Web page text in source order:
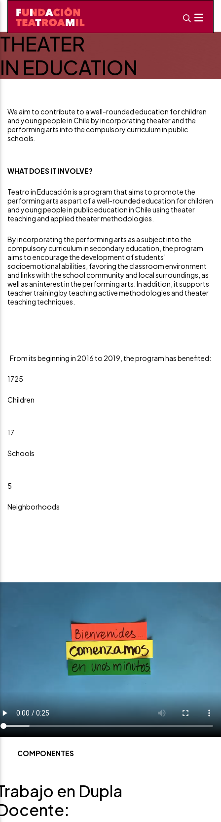
THEATER
IN EDUCATION
We aim to contribute to a well-rounded education for children
and young people in Chile by incorporating theater and the
performing arts into the compulsory curriculum in public
schools.
WHAT DOES IT INVOLVE?
Teatro in Educación is a program that aims to promote the
performing arts as part of a well-rounded education for children
and young people in public education in Chile using theater
teaching and applied theater methodologies.
By incorporating the performing arts as a subject into the
compulsory curriculum in secondary education, the program
aims to encourage the development of students’
socioemotional abilities, favoring the classroom environment
and links with the school community and local surroundings, as
well as an interest in the performing arts. In addition, it supports
teacher training by teaching active methodologies and theater
teaching techniques.
From its beginning in 2016 to 2019, the program has benefited:
1725
Children
17
Schools
5
Neighborhoods
COMPONENTES
en Dupla